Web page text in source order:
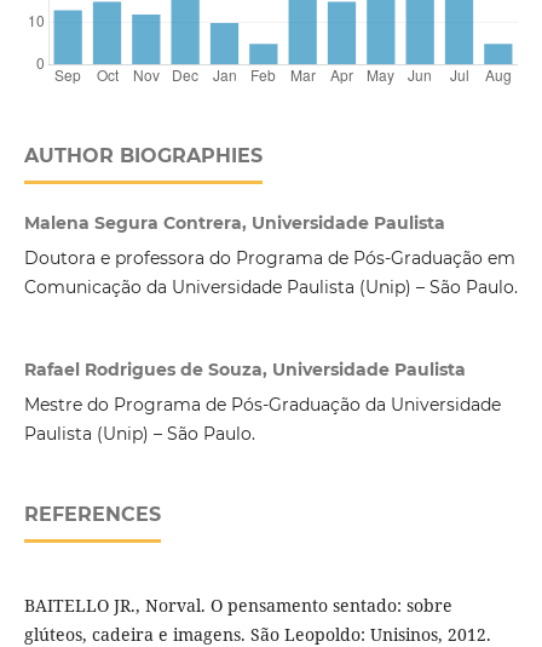
AUTHOR BIOGRAPHIES
Malena Segura Contrera, Universidade Paulista
Doutora e professora do Programa de Pós-Graduação em
Comunicação da Universidade Paulista (Unip) – São Paulo.
Rafael Rodrigues de Souza, Universidade Paulista
Mestre do Programa de Pós-Graduação da Universidade
Paulista (Unip) – São Paulo.
REFERENCES
BAITELLO JR., Norval. O pensamento sentado: sobre
glúteos, cadeira e imagens. São Leopoldo: Unisinos, 2012.